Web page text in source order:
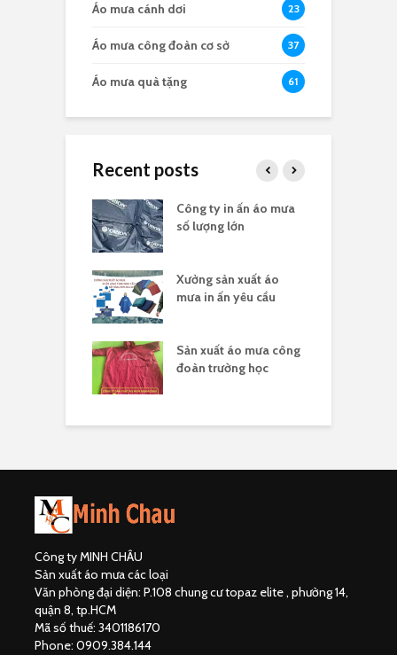
Áo mưa cánh dơi 23
Áo mưa công đoàn cơ sở 37
Áo mưa quà tặng 61
Recent posts
Công ty in ấn áo mưa
số lượng lớn
Xưởng sản xuất áo
mưa in ấn yêu cầu
Sản xuất áo mưa công
đoàn trường học
Công ty MINH CHÂU
Sản xuất áo mưa các loại
Văn phòng đại diện: P.108 chung cư topaz elite , phường 14,
quận 8, tp.HCM
Mã số thuế: 3401186170
Phone: 0909.384.144